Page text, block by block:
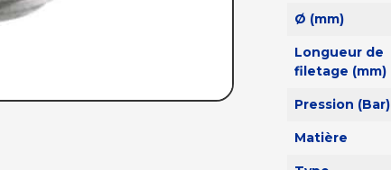
Ø (mm)
Longueur de
filetage (mm)
Pression (Bar)
Matière